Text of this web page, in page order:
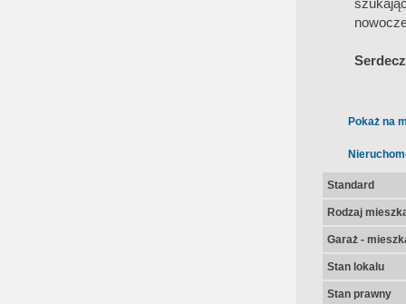
Pokaż na
Standard
Rodzaj
Garaż -
Stan lokalu
Stan prawny